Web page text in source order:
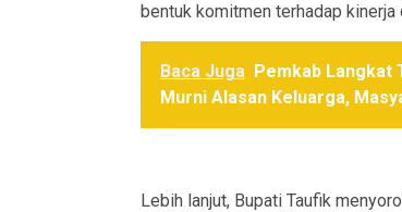
bentuk komitmen terhadap kinerja
Baca Juga Pemkab Langkat
Murni Alasan Keluarga,
Lebih lanjut, Bupati Taufik